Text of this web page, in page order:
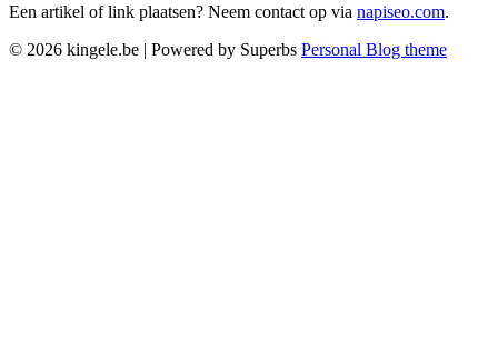
Een artikel of link plaatsen? Neem contact op via napiseo.com.
© 2026 kingele.be | Powered by Superbs Personal Blog theme